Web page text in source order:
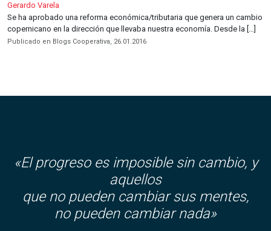
Gerardo Varela
Se ha aprobado una reforma económica/tributaria que genera un cambio
copernicano en la dirección que llevaba nuestra economía. Desde la […]
Publicado en Blogs Cooperativa, 26.01.2016
«El progreso es imposible sin cambio, y
aquellos
que no pueden cambiar sus mentes,
no pueden cambiar nada»